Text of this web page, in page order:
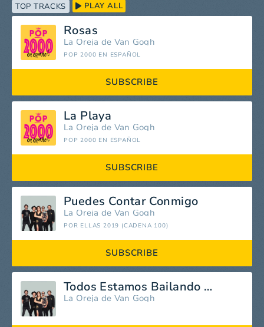
TOP TRACKS PLAY ALL
Rosas
La Oreja de Van Gogh
POP 2000 EN ESPAÑOL
SUBSCRIBE
La Playa
La Oreja de Van Gogh
POP 2000 EN ESPAÑOL
SUBSCRIBE
Puedes Contar Conmigo
La Oreja de Van Gogh
POR ELLAS 2019 (CADENA 100)
SUBSCRIBE
Todos Estamos Bailando La Misma Canción
La Oreja de Van Gogh